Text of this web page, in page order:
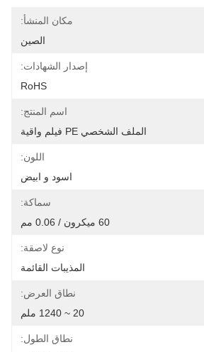
مكان المنشأ:
الصين
إصدار الشهادات:
RoHS
اسم المنتج:
الملف الشخصي PE فيلم واقية
اللون:
اسود و ابيض
سماكة:
60 ميكرون / 0.06 مم
نوع لاصقة:
المذيبات القائمة
نطاق العرض:
20 ~ 1240 ملم
نطاق الطول: